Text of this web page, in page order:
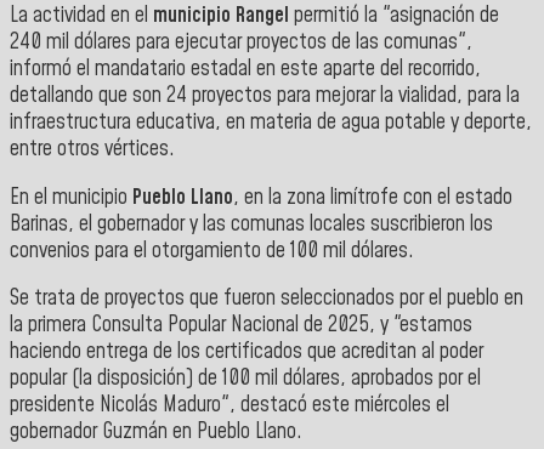
La actividad en el municipio Rangel permitió la "asignación de
240 mil dólares para ejecutar proyectos de las comunas",
informó el mandatario estadal en este aparte del recorrido,
detallando que son 24 proyectos para mejorar la vialidad, para la
infraestructura educativa, en materia de agua potable y deporte,
entre otros vértices.
En el municipio Pueblo Llano, en la zona limítrofe con el estado
Barinas, el gobernador y las comunas locales suscribieron los
convenios para el otorgamiento de 100 mil dólares.
Se trata de proyectos que fueron seleccionados por el pueblo en
la primera Consulta Popular Nacional de 2025, y "estamos
haciendo entrega de los certificados que acreditan al poder
popular (la disposición) de 100 mil dólares, aprobados por el
presidente Nicolás Maduro", destacó este miércoles el
gobernador Guzmán en Pueblo Llano.